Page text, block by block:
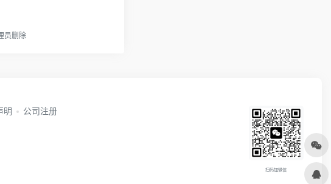
员删除
明 公司注册
扫码加微信